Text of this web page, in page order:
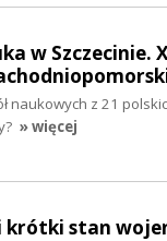
w Szczecinie.
naukowych z 21
» więcej
krótki stan